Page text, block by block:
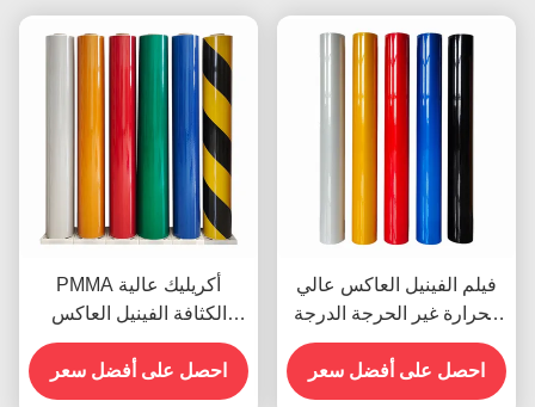
PMMA أكريليك عالية
الكثافة الفينيل العاكس
لعلامات الشوارع
احصل على أفضل سعر
فيلم الفينيل العاكس عالي
الحرارة غير الحرجة الدرجة
الهندسية OEM
احصل على أفضل سعر